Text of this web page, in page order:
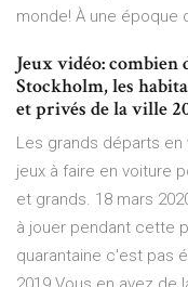
monde! À une époque
Jeux vidéo:
Stockholm, les
et privés de la ville
Les grands départs
jeux à faire en voiture
et grands. 18 mars
à jouer pendant cette
quarantaine c'est pas